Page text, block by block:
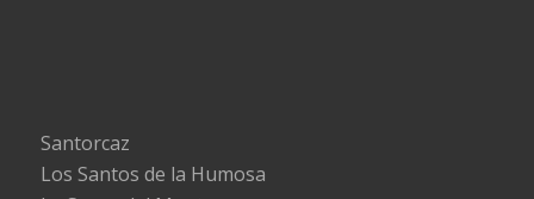
Santorcaz
Los Santos de la Humosa